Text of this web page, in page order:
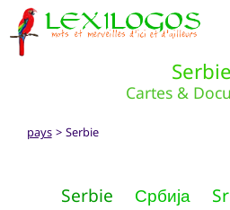
Serbie
Cartes &
pays> Serbie
Serbie Србија